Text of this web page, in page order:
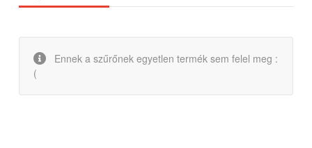
Ennek a szűrőnek egyetlen termék sem felel meg :
(